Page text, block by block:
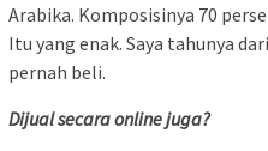
Arabika. Komposisinya 70
Itu yang enak. Saya tahunya dari
pernah beli.
Dijual secara online juga?